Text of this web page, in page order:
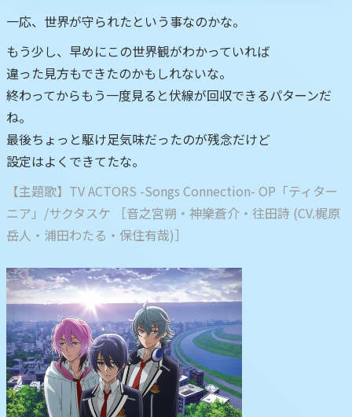
一応、世界が守られたという事なのかな。
もう少し、早めにこの世界観がわかっていれば
違った見方もできたのかもしれないな。
終わってからもう一度見ると伏線が回収できるパターンだ
ね。
最後ちょっと駆け足気味だったのが残念だけど
設定はよくできてたな。
【主題歌】TV ACTORS -Songs Connection- OP「ティター
ニア」/サクタスケ ［音之宮朔・神樂蒼介・往田詩 (CV.梶原
岳人・浦田わたる・保住有哉)］